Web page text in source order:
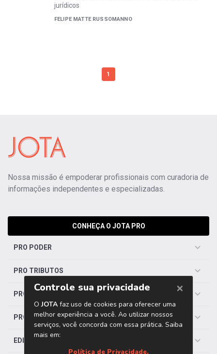
jurídicos
FELIPE MATTE RUSSOMANNO
1
Nossa missão é empoderar profissionais com curadoria de
informações independentes e especializadas.
CONHEÇA O JOTA PRO
PRO PODER
PRO TRIBUTOS
PRO TRABALHISTA
PRO SAÚDE
EDITORIAS